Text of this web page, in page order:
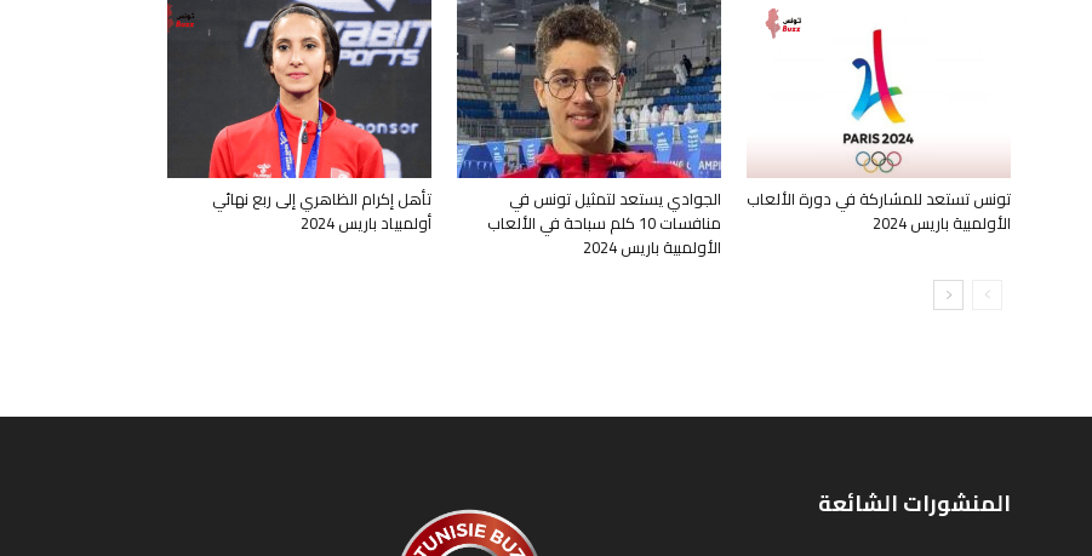
تأهل إكرام الظاهري إلى ربع نهائي
أولمبياد باريس 2024
الجوادي يستعد لتمثيل تونس في
منافسات 10 كلم سباحة في الألعاب
الأولمبية باريس 2024
تونس تستعد للمشاركة في دورة الألعاب
الأولمبية باريس 2024
المنشورات الشائعة